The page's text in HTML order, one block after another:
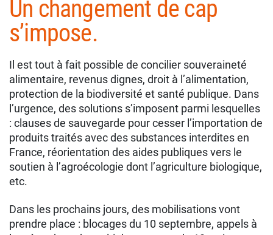
Un changement de cap
s’impose.
Il est tout à fait possible de concilier souveraineté
alimentaire, revenus dignes, droit à l’alimentation,
protection de la biodiversité et santé publique. Dans
l’urgence, des solutions s’imposent parmi lesquelles
: clauses de sauvegarde pour cesser l’importation de
produits traités avec des substances interdites en
France, réorientation des aides publiques vers le
soutien à l’agroécologie dont l’agriculture biologique,
etc.
Dans les prochains jours, des mobilisations vont
prendre place : blocages du 10 septembre, appels à